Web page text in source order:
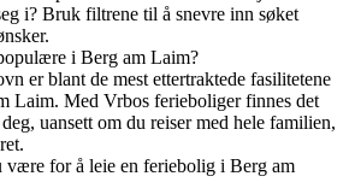
i? Bruk filtrene til å snevre inn søket
i Berg am Laim?
er blant de mest ettertraktede fasilitetene
Laim. Med Vrbos ferieboliger finnes det
uansett om du reiser med hele familien,
være for å leie en feriebolig i Berg am